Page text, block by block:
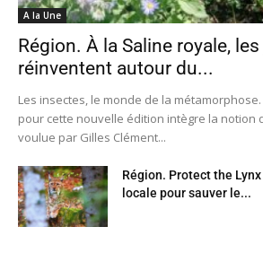
A la Une
Région. À la Saline royale,
réinventent autour du...
Les insectes, le monde de la
pour cette nouvelle édition intègre la notion
voulue par Gilles Clément...
Région. Protect the
locale pour sauver le...